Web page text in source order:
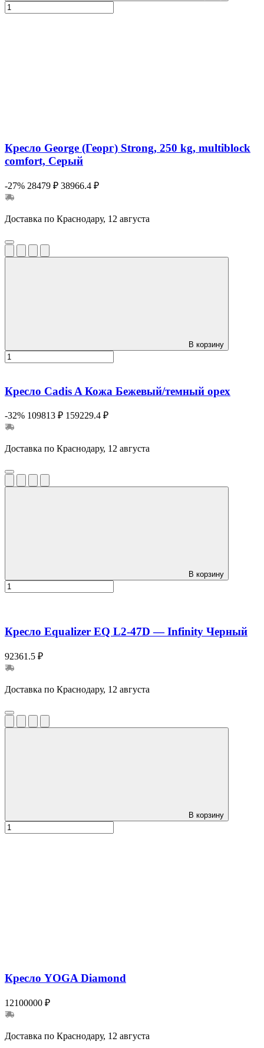
Кресло George (Георг) Strong, 250 kg, multiblock
comfort, Серый
-27% 28479 ₽ 38966.4 ₽
Доставка по Краснодару, 12 августа
В корзину
Кресло Cadis A Кожа Бежевый/темный орех
-32% 109813 ₽ 159229.4 ₽
Доставка по Краснодару, 12 августа
В корзину
Кресло Equalizer EQ L2-47D — Infinity Черный
92361.5 ₽
Доставка по Краснодару, 12 августа
В корзину
Кресло YOGA Diamond
12100000 ₽
Доставка по Краснодару, 12 августа